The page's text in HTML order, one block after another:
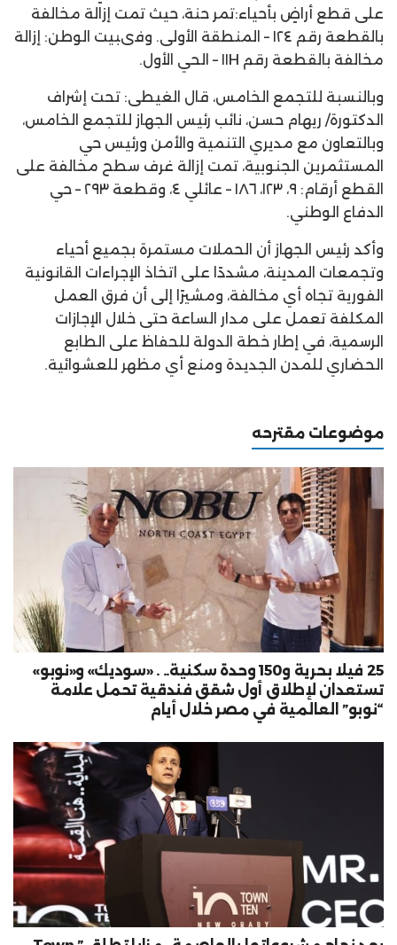
على قطع أراضٍ بأحياء:تمر حنة، حيث تمت إزالة مخالفة
بالقطعة رقم ١٢٤ – المنطقة الأولى. وفىبيت الوطن: إزالة
مخالفة بالقطعة رقم ١١H – الحي الأول.
وبالنسبة للتجمع الخامس، قال الغيطى: تحت إشراف
الدكتورة/ ريهام حسن، نائب رئيس الجهاز للتجمع الخامس،
وبالتعاون مع مديري التنمية والأمن ورئيس حي
المستثمرين الجنوبية، تمت إزالة غرف سطح مخالفة على
القطع أرقام: ٩، ١٢٣، ١٨٦ – عائلي ٤، وقطعة ٢٩٣ – حي
الدفاع الوطني.
وأكد رئيس الجهاز أن الحملات مستمرة بجميع أحياء
وتجمعات المدينة، مشددًا على اتخاذ الإجراءات القانونية
الفورية تجاه أي مخالفة، ومشيرًا إلى أن فرق العمل
المكلفة تعمل على مدار الساعة حتى خلال الإجازات
الرسمية، في إطار خطة الدولة للحفاظ على الطابع
الحضاري للمدن الجديدة ومنع أي مظهر للعشوائية.
موضوعات مقترحه
25 فيلا بحرية و150 وحدة سكنية.. . «سوديك» و«نوبو»
تستعدان لإطلاق أول شقق فندقية تحمل علامة
“نوبو” العالمية في مصر خلال أيام